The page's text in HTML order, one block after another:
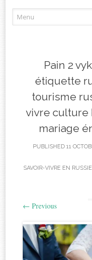
Pain 2
étiquette
tourisme
vivre culture
mariage
PUBLISHED 11
SAVOIR-VIVRE EN
← Previous